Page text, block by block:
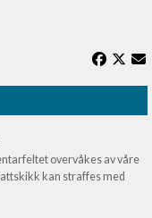
overvåkes av våre
kan straffes med